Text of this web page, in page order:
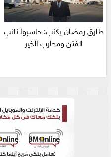
طارق رمضان يكتب: حاسبوا نائب
الفتن ومحارب الخير